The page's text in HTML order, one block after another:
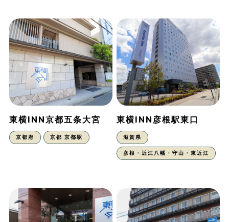
東横INN京都五条大宮
京都府 京都 京都駅
東横INN彦根駅東口
滋賀県
彦根・近江八幡・守山・東近江